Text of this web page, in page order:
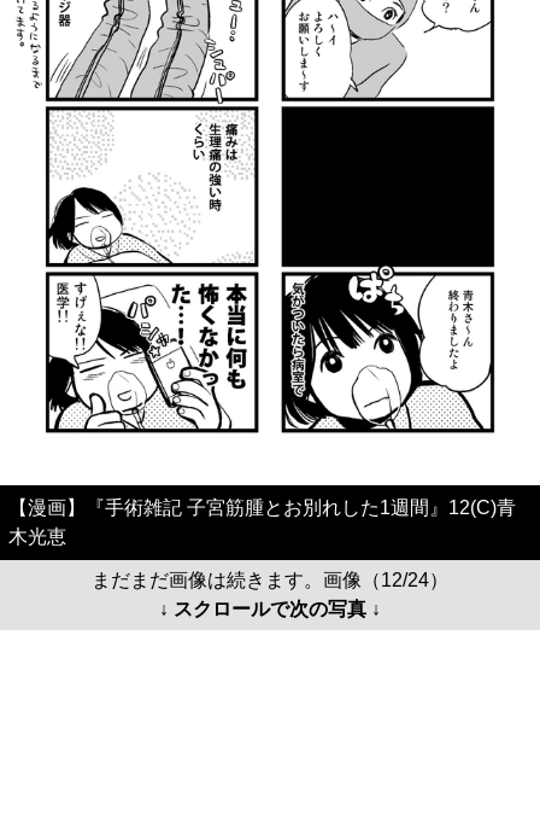
【漫画】『手術雑記 子宮筋腫とお別れした1週間』12(C)青
木光恵
まだまだ画像は続きます。画像（12/24）
↓ スクロールで次の写真 ↓